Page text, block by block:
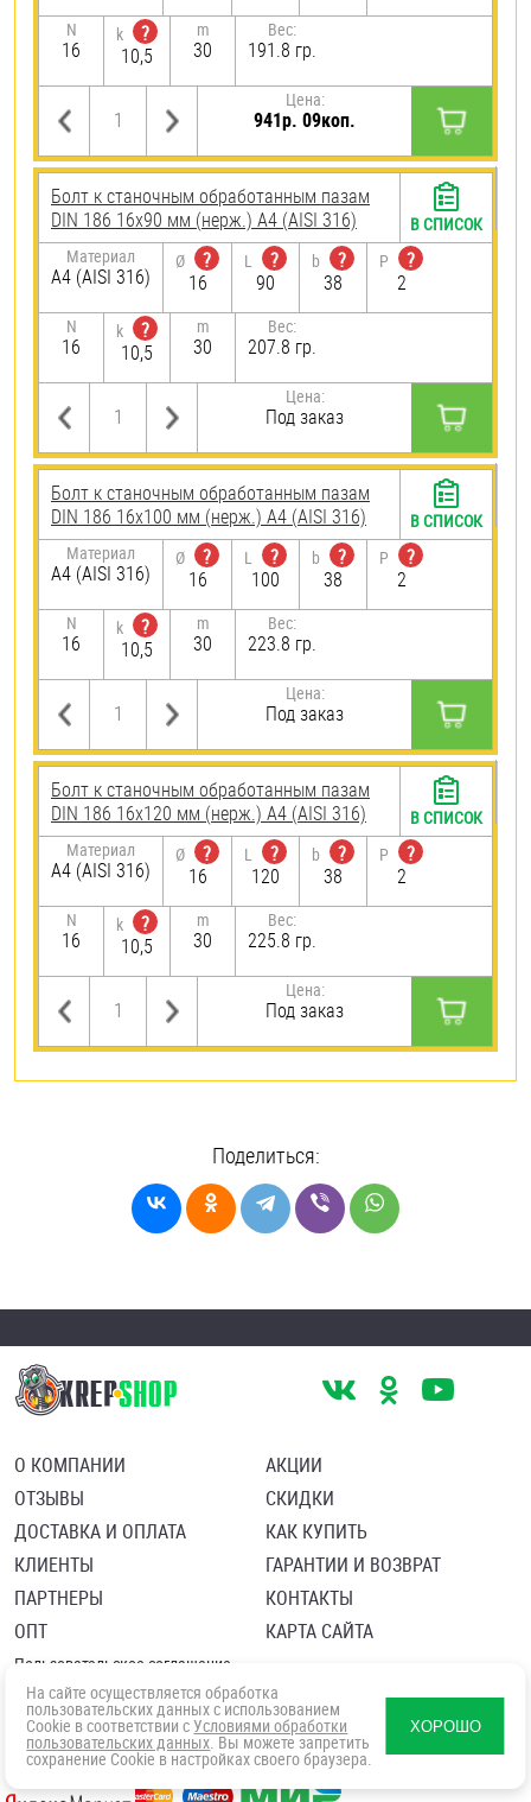
N
16
k
?
10,5
m
30
Вес:
191.8 гр.
Цена:
941р. 09коп.
Болт к станочным обработанным пазам
DIN 186 16х90 мм (нерж.) A4 (AISI 316)
Материал
A4 (AISI 316)
Ø
?
16
L
?
90
b
?
38
P
?
2
N
16
k
?
10,5
m
30
Вес:
207.8 гр.
Цена:
Под заказ
В СПИСОК
Болт к станочным обработанным пазам
DIN 186 16х100 мм (нерж.) A4 (AISI 316)
Материал
A4 (AISI 316)
Ø
?
16
L
?
100
b
?
38
P
?
2
N
16
k
?
10,5
m
30
Вес:
223.8 гр.
Цена:
Под заказ
В СПИСОК
Болт к станочным обработанным пазам
DIN 186 16х120 мм (нерж.) A4 (AISI 316)
Материал
A4 (AISI 316)
Ø
?
16
L
?
120
b
?
38
P
?
2
N
16
k
?
10,5
m
30
Вес:
225.8 гр.
Цена:
Под заказ
В СПИСОК
Поделиться:
О КОМПАНИИ
ОТЗЫВЫ
ДОСТАВКА И ОПЛАТА
КЛИЕНТЫ
ПАРТНЕРЫ
ОПТ
АКЦИИ
СКИДКИ
КАК КУПИТЬ
ГАРАНТИИ И ВОЗВРАТ
КОНТАКТЫ
КАРТА САЙТА
Пользовательское соглашение
Политика в отношении обработки персональных данных
Согласие посетителя сайта на обработку персональных данны
На сайте осуществляется обработка
пользовательских данных с использованием
Cookie в соответствии с Условиями обработки
пользовательских данных. Вы можете запретить
сохранение Cookie в настройках своего браузера.
ХОРОШО